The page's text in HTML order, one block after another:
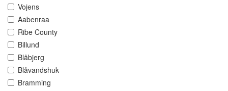
Vojens
Aabenraa
Ribe County
Billund
Blåbjerg
Blåvandshuk
Bramming